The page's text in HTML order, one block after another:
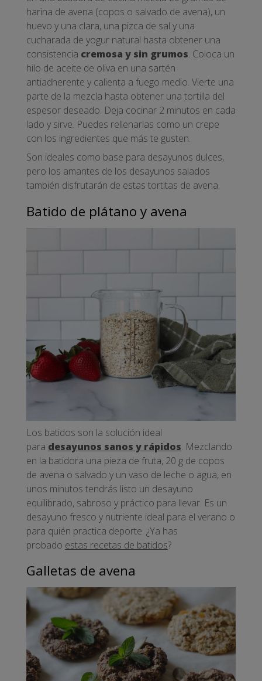
harina de avena (copos o salvado de avena), un
huevo y una clara, una pizca de sal y una
cucharada de yogur natural hasta obtener una
consistencia cremosa y sin grumos. Coloca un
hilo de aceite de oliva en una sartén
antiadherente y calienta a fuego medio. Vierte una
parte de la mezcla hasta obtener una tortilla del
espesor deseado. Deja cocinar 2 minutos en cada
lado y sirve. Puedes rellenarlas como un crepe
con los ingredientes que más te gusten.
Son ideales como base para desayunos dulces,
pero los amantes de los desayunos salados
también disfrutarán de estas tortitas de avena.
Batido de plátano y avena
Los batidos son la solución ideal
para desayunos sanos y rápidos. Mezclando
en la batidora una pieza de fruta, 20 g de copos
de avena o salvado y un vaso de leche o agua, en
unos minutos tendrás listo un desayuno
equilibrado, sabroso y práctico para llevar. Es un
desayuno fresco y nutriente ideal para el verano o
para quién practica deporte. ¿Ya has
probado estas recetas de batidos?
Galletas de avena